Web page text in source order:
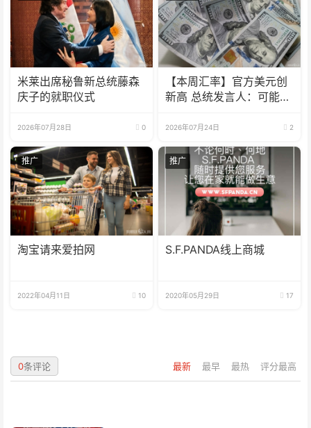
米莱出席秘鲁新总统藤森
庆子的就职仪式
2026年07月28日 0
【本周汇率】官方美元创
新高 总统发言人：可能会
2026年07月24日 2
推广
淘宝请来爱拍网
2022年04月11日 10
推广
S.F.PANDA线上商城
2020年05月29日 17
最新 最早 最热 评分最高
0条评论